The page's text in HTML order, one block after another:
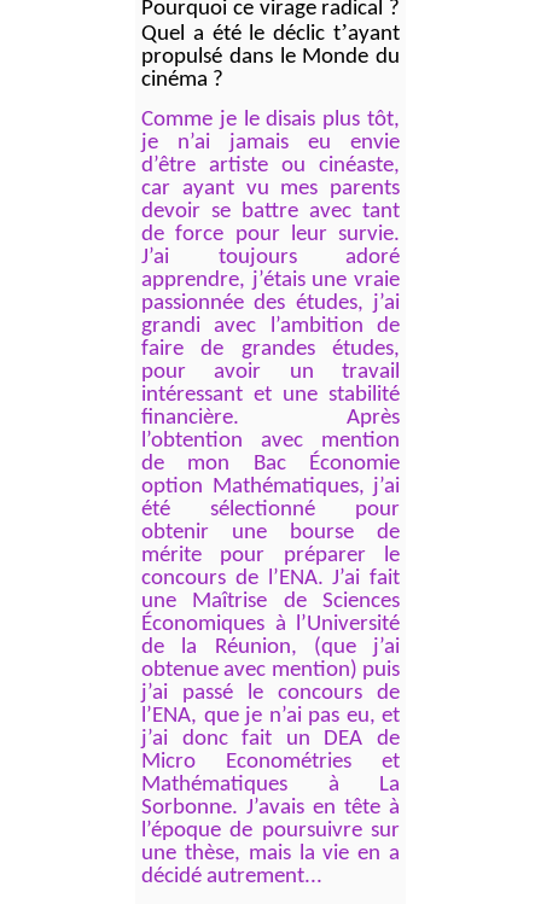
Pourquoi ce virage radical ?
Quel a été le déclic t’ayant
propulsé dans le Monde du
cinéma ?
Comme je le disais plus tôt,
je n’ai jamais eu envie
d’être artiste ou cinéaste,
car ayant vu mes parents
devoir se battre avec tant
de force pour leur survie.
J’ai toujours adoré
apprendre, j’étais une vraie
passionnée des études, j’ai
grandi avec l’ambition de
faire de grandes études,
pour avoir un travail
intéressant et une stabilité
financière. Après
l’obtention avec mention
de mon Bac Économie
option Mathématiques, j’ai
été sélectionné pour
obtenir une bourse de
mérite pour préparer le
concours de l’ENA. J’ai fait
une Maîtrise de Sciences
Économiques à l’Université
de la Réunion, (que j’ai
obtenue avec mention) puis
j’ai passé le concours de
l’ENA, que je n’ai pas eu, et
j’ai donc fait un DEA de
Micro Econométries et
Mathématiques à La
Sorbonne. J’avais en tête à
l’époque de poursuivre sur
une thèse, mais la vie en a
décidé autrement...